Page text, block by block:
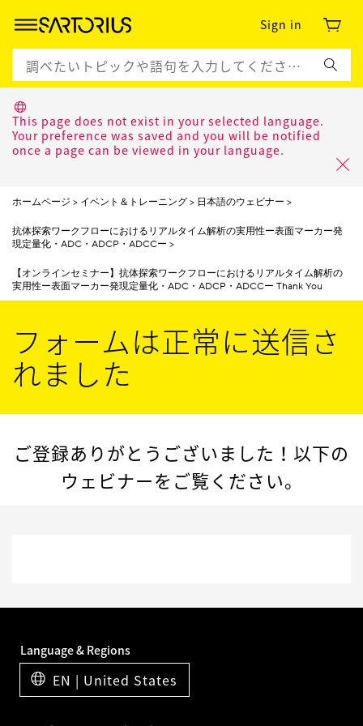
Sign in
This page does not exist in your selected language.
Your preference was saved and you will be notified
once a page can be viewed in your language.
ホームページ イベント＆トレーニング 日本語のウェビナー
抗体探索ワークフローにおけるリアルタイム解析の実用性ー表⾯マーカー発
現定量化・ADC・ADCP・ADCCー
【オンラインセミナー】抗体探索ワークフローにおけるリアルタイム解析の
実用性ー表⾯マーカー発現定量化・ADC・ADCP・ADCCー Thank You
フォームは正常に送信さ
れました
ご登録ありがとうございました！以下の
ウェビナーをご覧ください。
Language & Regions
EN | United States